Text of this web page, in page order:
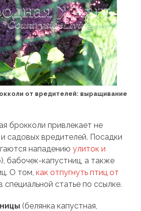
от вредителей: выращивание
брокколи привлекает не
садовых вредителей. Посадки
нападениюулиток и
бабочек-капустниц, а также
О том,как отпугнуть птиц от
специальной статье по ссылке.
(белянка капустная,